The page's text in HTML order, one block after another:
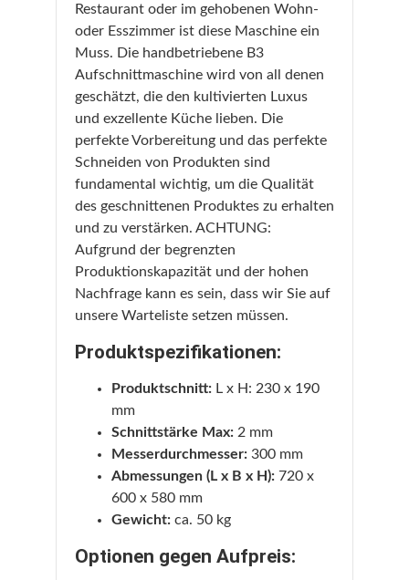
Restaurant oder im gehobenen Wohn-
oder Esszimmer ist diese Maschine ein
Muss. Die handbetriebene B3
Aufschnittmaschine wird von all denen
geschätzt, die den kultivierten Luxus
und exzellente Küche lieben. Die
perfekte Vorbereitung und das perfekte
Schneiden von Produkten sind
fundamental wichtig, um die Qualität
des geschnittenen Produktes zu erhalten
und zu verstärken. ACHTUNG:
Aufgrund der begrenzten
Produktionskapazität und der hohen
Nachfrage kann es sein, dass wir Sie auf
unsere Warteliste setzen müssen.
Produktspezifikationen:
Produktschnitt:L x H: 230 x 190
mm
Schnittstärke Max:2 mm
Messerdurchmesser:300 mm
Abmessungen (L x B x H):720 x
600 x 580 mm
Gewicht:ca. 50 kg
Optionen gegen Aufpreis: